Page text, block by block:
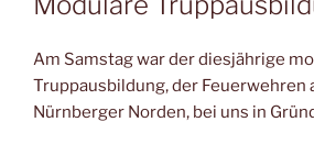
Am Samstag war der diesjährige
Truppausbildung, der Feuerwehren
Nürnberger Norden, bei uns in